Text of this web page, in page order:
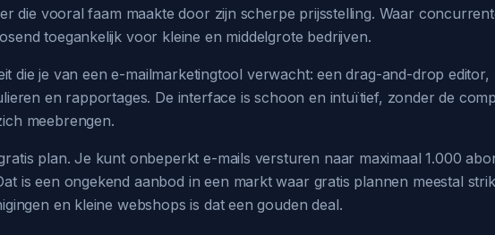
die vooral faam maakte door zijn scherpe prijsstelling. Waar
toegankelijk voor kleine en middelgrote bedrijven.
die je van een e-mailmarketingtool verwacht: een drag-and-drop editor,
en rapportages. De interface is schoon en intuïtief, zonder de
meebrengen.
plan. Je kunt onbeperkt e-mails versturen naar maximaal 1.000
is een ongekend aanbod in een markt waar gratis plannen meestal
en kleine webshops is dat een gouden deal.